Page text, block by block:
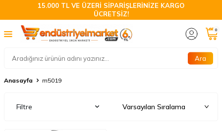
15.000 TL VE ÜZERİ SİPARİŞLERİNİZE KARGO
ÜCRETSİZ!
Ara
0
Anasayfa m5019
Filtre